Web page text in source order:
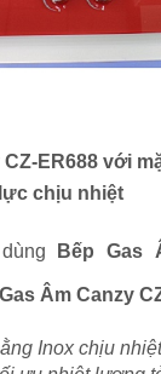
CZ-ER688 với
lực chịu nhiệt
Bếp Gas
Âm Canzy
Inox chịu